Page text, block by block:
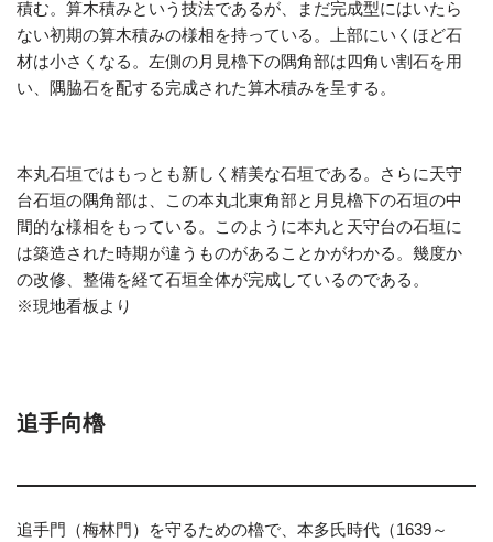
積む。算木積みという技法であるが、まだ完成型にはいたら
ない初期の算木積みの様相を持っている。上部にいくほど石
材は小さくなる。左側の月見櫓下の隅角部は四角い割石を用
い、隅脇石を配する完成された算木積みを呈する。
本丸石垣ではもっとも新しく精美な石垣である。さらに天守
台石垣の隅角部は、この本丸北東角部と月見櫓下の石垣の中
間的な様相をもっている。このように本丸と天守台の石垣に
は築造された時期が違うものがあることかがわかる。幾度か
の改修、整備を経て石垣全体が完成しているのである。
※現地看板より
追手向櫓
追手門（梅林門）を守るための櫓で、本多氏時代（1639～